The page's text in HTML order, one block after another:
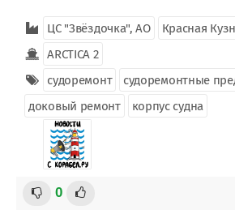
ЦС "Звёздочка", АО Красная
ARCTICA 2
судоремонт
судоремонтные
доковый ремонт
корпус судна
0